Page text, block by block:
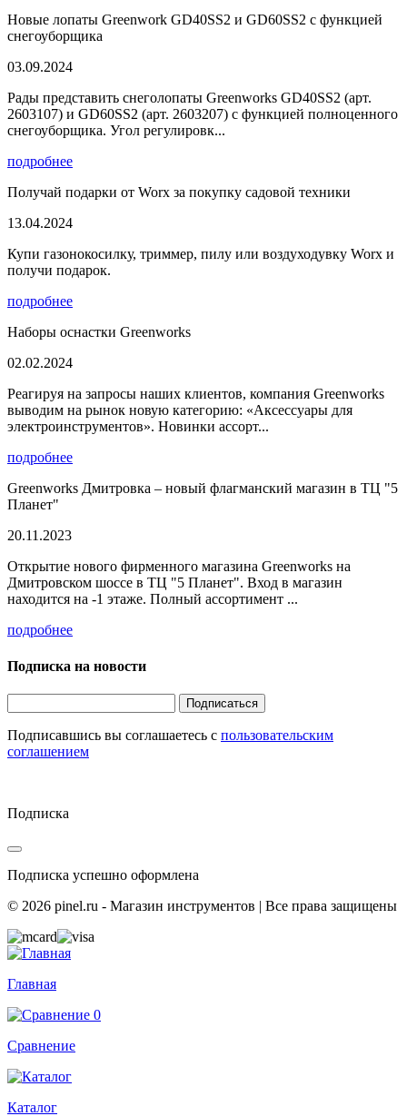
Новые лопаты Greenwork GD40SS2 и GD60SS2 с функцией
снегоуборщика
03.09.2024
Рады представить снеголопаты Greenworks GD40SS2 (арт.
2603107) и GD60SS2 (арт. 2603207) с функцией полноценного
снегоуборщика. Угол регулировк...
подробнее
Получай подарки от Worx за покупку садовой техники
13.04.2024
Купи газонокосилку, триммер, пилу или воздуходувку Worx и
получи подарок.
подробнее
Наборы оснастки Greenworks
02.02.2024
Реагируя на запросы наших клиентов, компания Greenworks
выводим на рынок новую категорию: «Аксессуары для
электроинструментов». Новинки ассорт...
подробнее
Greenworks Дмитровка – новый флагманский магазин в ТЦ "5
Планет"
20.11.2023
Открытие нового фирменного магазина Greenworks на
Дмитровском шоссе в ТЦ "5 Планет". Вход в магазин
находится на -1 этаже. Полный ассортимент ...
подробнее
Подписка на новости
Подписаться
Подписавшись вы соглашаетесь с пользовательским
соглашением
Подписка
Подписка успешно оформлена
© 2026 pinel.ru - Магазин инструментов | Все права защищены
Главная
0
Сравнение
Каталог